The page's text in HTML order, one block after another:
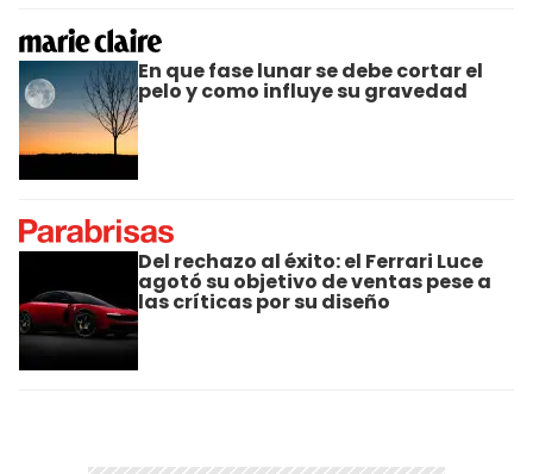
En que fase lunar se debe cortar el
pelo y como influye su gravedad
Del rechazo al éxito: el Ferrari Luce
agotó su objetivo de ventas pese a
las críticas por su diseño